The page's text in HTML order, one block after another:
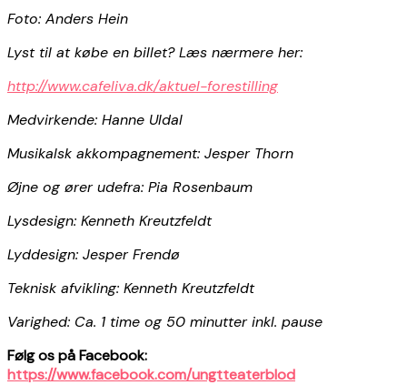
Foto: Anders Hein
Lyst til at købe en billet? Læs nærmere her:
http://www.cafeliva.dk/aktuel-forestilling
Medvirkende: Hanne Uldal
Musikalsk akkompagnement: Jesper Thorn
Øjne og ører udefra: Pia Rosenbaum
Lysdesign: Kenneth Kreutzfeldt
Lyddesign: Jesper Frendø
Teknisk afvikling: Kenneth Kreutzfeldt
Varighed: Ca. 1 time og 50 minutter inkl. pause
Følg os på Facebook:
https://www.facebook.com/ungtteaterblod